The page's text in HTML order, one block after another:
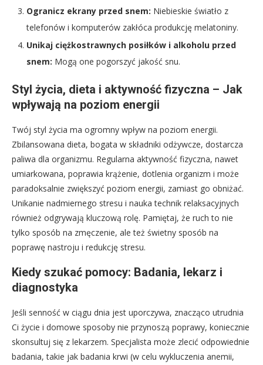
Ogranicz ekrany przed snem: Niebieskie światło z
telefonów i komputerów zakłóca produkcję melatoniny.
Unikaj ciężkostrawnych posiłków i alkoholu przed
snem: Mogą one pogorszyć jakość snu.
Styl życia, dieta i aktywność fizyczna – Jak
wpływają na poziom energii
Twój styl życia ma ogromny wpływ na poziom energii.
Zbilansowana dieta, bogata w składniki odżywcze, dostarcza
paliwa dla organizmu. Regularna aktywność fizyczna, nawet
umiarkowana, poprawia krążenie, dotlenia organizm i może
paradoksalnie zwiększyć poziom energii, zamiast go obniżać.
Unikanie nadmiernego stresu i nauka technik relaksacyjnych
również odgrywają kluczową rolę. Pamiętaj, że ruch to nie
tylko sposób na zmęczenie, ale też świetny sposób na
poprawę nastroju i redukcję stresu.
Kiedy szukać pomocy: Badania, lekarz i
diagnostyka
Jeśli senność w ciągu dnia jest uporczywa, znacząco utrudnia
Ci życie i domowe sposoby nie przynoszą poprawy, koniecznie
skonsultuj się z lekarzem. Specjalista może zlecić odpowiednie
badania, takie jak badania krwi (w celu wykluczenia anemii,